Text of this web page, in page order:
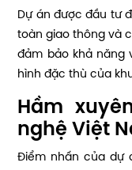
Dự án được đầu tư
toàn giao thông và
đảm bảo khả năng
hình đặc thù của
Hầm
nghệ Việt
Điểm nhấn của dự